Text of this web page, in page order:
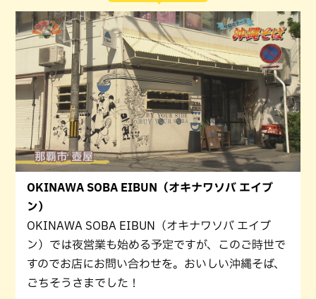
OKINAWA SOBA EIBUN（オキナワソバ エイブ
ン）
OKINAWA SOBA EIBUN（オキナワソバ エイブ
ン）では夜営業も始める予定ですが、このご時世で
すのでお店にお問い合わせを。おいしい沖縄そば、
ごちそうさまでした！